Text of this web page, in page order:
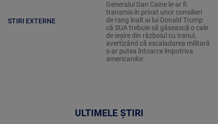
STIRI EXTERNE
Generalul Dan Caine le-ar fi
transmis în privat unor consilieri
de rang înalt ai lui Donald Trump
că SUA trebuie să găsească o cale
de ieșire din războiul cu Iranul,
avertizând că escaladarea militară
s-ar putea întoarce împotriva
americanilor.
ULTIMELE ȘTIRI